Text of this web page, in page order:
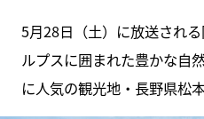
5月28日（土）に放送され
ルプスに囲まれた豊かな自
に人気の観光地・長野県松